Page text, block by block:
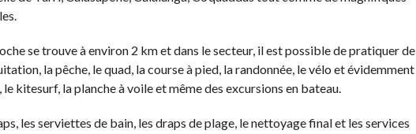
se trouve à environ 2 km et dans le secteur, il est possible de pratiquer de
la pêche, le quad, la course à pied, la randonnée, le vélo et évidemment
kitesurf, la planche à voile et même des excursions en bateau.
les serviettes de bain, les draps de plage, le nettoyage final et les services